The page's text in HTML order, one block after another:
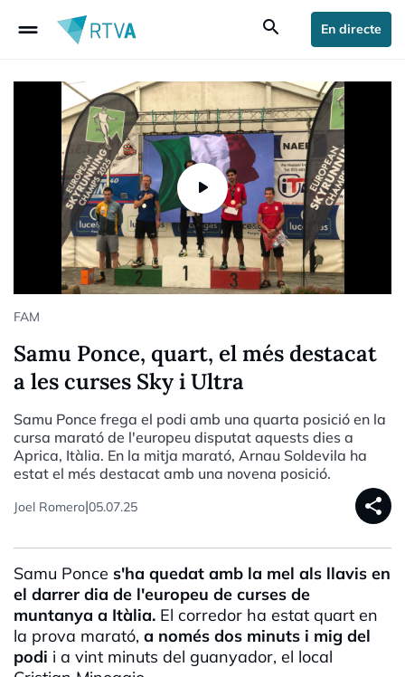
drag_handle search En directe
FAM
Samu Ponce, quart, el més destacat
a les curses Sky i Ultra
Samu Ponce frega el podi amb una quarta posició en la
cursa marató de l'europeu disputat aquests dies a
Aprica, Itàlia. En la mitja marató, Arnau Soldevila ha
estat el més destacat amb una novena posició.
Joel Romero|05.07.25 share
Samu Ponce s'ha quedat amb la mel als llavis en
el darrer dia de l'europeu de curses de
muntanya a Itàlia. El corredor ha estat quart en
la prova marató, a només dos minuts i mig del
podi i a vint minuts del guanyador, el local